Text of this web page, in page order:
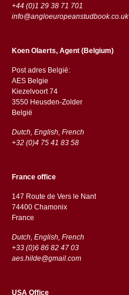
+44 (0)1 29 38 71 701
info@angloeuropeanstudbook.co.uk
Koen Olaerts, Agent (Belgium)
Post adres België:
AES Belgie
Kiezelvoort 74
3550 Heusden-Zolder
België
Dutch, English, French
+32 (0)4 75 41 83 58
France office
147 Route de Vers le Nant
74400 Chamonix
France
Dutch, English, French
+33 (0)6 86 82 47 03
aes.hilde@gmail.com
USA Office